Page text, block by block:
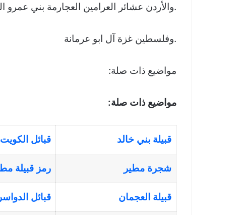
.والأردن عشائر العرامين العجارمة بني
.وفلسطين غزة آل ابو عرمانة
مواضيع ذات صلة:
مواضيع ذات صلة:
قبيلة بني خالد قبائل الكويت
شجرة مطير رمز قبيلة
قبيلة العجمان قبائل الدواسر